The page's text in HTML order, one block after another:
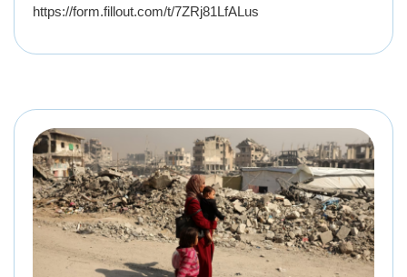
https://form.fillout.com/t/7ZRj81LfALus